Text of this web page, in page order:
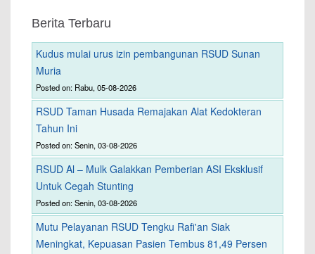
Berita Terbaru
Kudus mulai urus izin pembangunan RSUD Sunan
Muria
Posted on: Rabu, 05-08-2026
RSUD Taman Husada Remajakan Alat Kedokteran
Tahun Ini
Posted on: Senin, 03-08-2026
RSUD Al – Mulk Galakkan Pemberian ASI Eksklusif
Untuk Cegah Stunting
Posted on: Senin, 03-08-2026
Mutu Pelayanan RSUD Tengku Rafi'an Siak
Meningkat, Kepuasan Pasien Tembus 81,49 Persen